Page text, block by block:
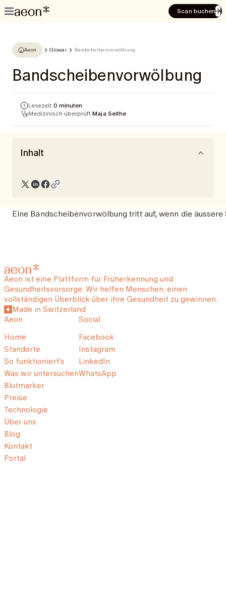
Scan buchen
Aeon Glossar Bandscheibenvorwölbung
Bandscheibenvorwölbung
Lesezeit:0 minuten
Medizinisch überprüft:Maja Seithe
Inhalt
Eine Bandscheibenvorwölbung tritt auf, wenn die
Aeon ist eine Plattform für Früherkennung und
Gesundheitsvorsorge. Wir helfen Menschen, einen
vollständigen Überblick über ihre Gesundheit zu gewinnen.
Made in Switzerland
Aeon
Home
Standorte
So funktioniert's
Was wir untersuchen
Blutmarker
Preise
Technologie
Über uns
Blog
Kontakt
Portal
Social
Facebook
Instagram
LinkedIn
WhatsApp